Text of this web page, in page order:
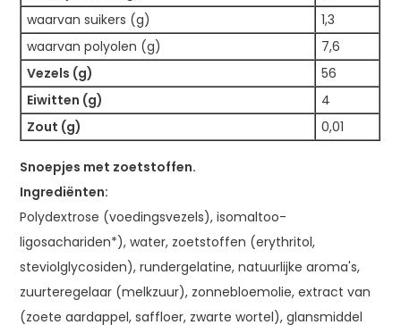
waarvan suikers (g)
1,3
waarvan polyolen (g)
7,6
Vezels (g)
56
Eiwitten (g)
4
Zout (g)
0,01
Snoepjes met zoetstoffen.
Ingrediënten:
Polydextrose (voedingsvezels), isomaltoo-
ligosachariden*), water, zoetstoffen (erythritol,
steviolglycosiden), rundergelatine, natuurlijke aroma's,
zuurteregelaar (melkzuur), zonnebloemolie, extract van
(zoete aardappel, saffloer, zwarte wortel), glansmiddel